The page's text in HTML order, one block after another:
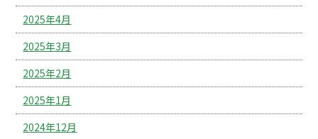
2025年4月
2025年3月
2025年2月
2025年1月
2024年12月